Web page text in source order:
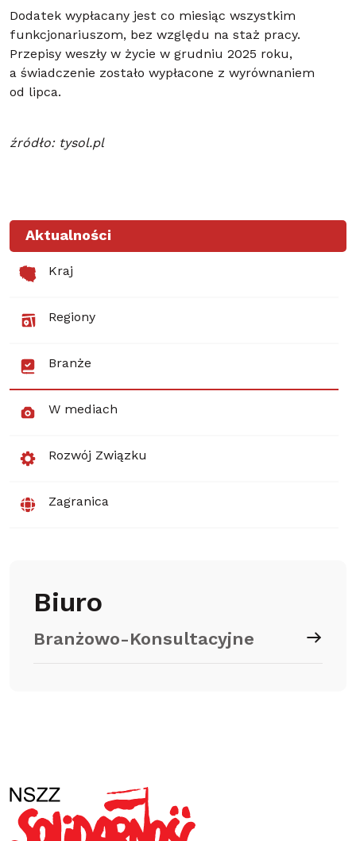
Dodatek wypłacany jest co miesiąc wszystkim
funkcjonariuszom, bez względu na staż pracy.
Przepisy weszły w życie w grudniu 2025 roku,
a świadczenie zostało wypłacone z wyrównaniem
od lipca.
źródło: tysol.pl
Aktualności
Kraj
Regiony
Branże
W mediach
Rozwój Związku
Zagranica
Biuro
Branżowo-Konsultacyjne